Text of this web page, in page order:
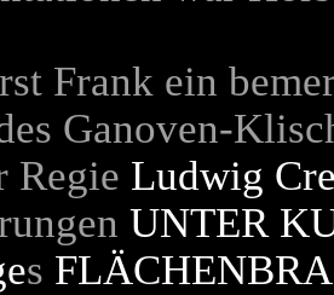
Frank ein
Ganoven-
Regie Ludwig
UNTER
s